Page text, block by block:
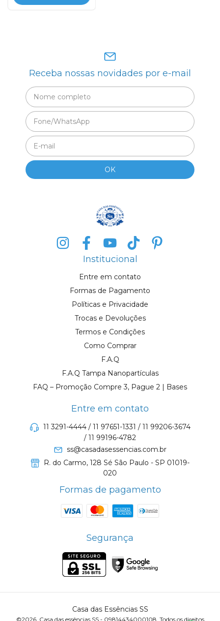
Receba nossas novidades por e-mail
Institucional
Entre em contato
Formas de Pagamento
Políticas e Privacidade
Trocas e Devoluções
Termos e Condições
Como Comprar
F.A.Q
F.A.Q Tampa Nanopartículas
FAQ – Promoção Compre 3, Pague 2 | Bases
Entre em contato
11 3291-4444 / 11 97651-1331 / 11 99206-3674
/ 11 99196-4782
ss@casadasessencias.com.br
R. do Carmo, 128 Sé São Paulo - SP 01019-
020
Formas de pagamento
Segurança
Casa das Essências SS
©2026. Casa das essências SS - 09814434000108. Todos os direitos